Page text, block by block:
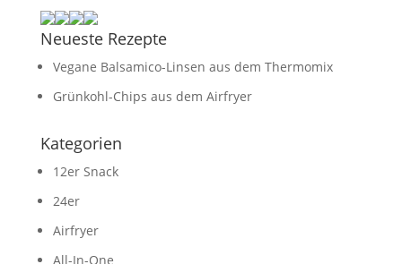
Neueste Rezepte
Vegane Balsamico-Linsen aus dem Thermomix
Grünkohl-Chips aus dem Airfryer
Kategorien
12er Snack
24er
Airfryer
All-In-One